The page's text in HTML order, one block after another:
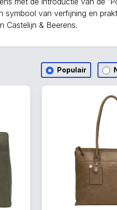
van verfijning en
Castelijn & Beerens.
Populair